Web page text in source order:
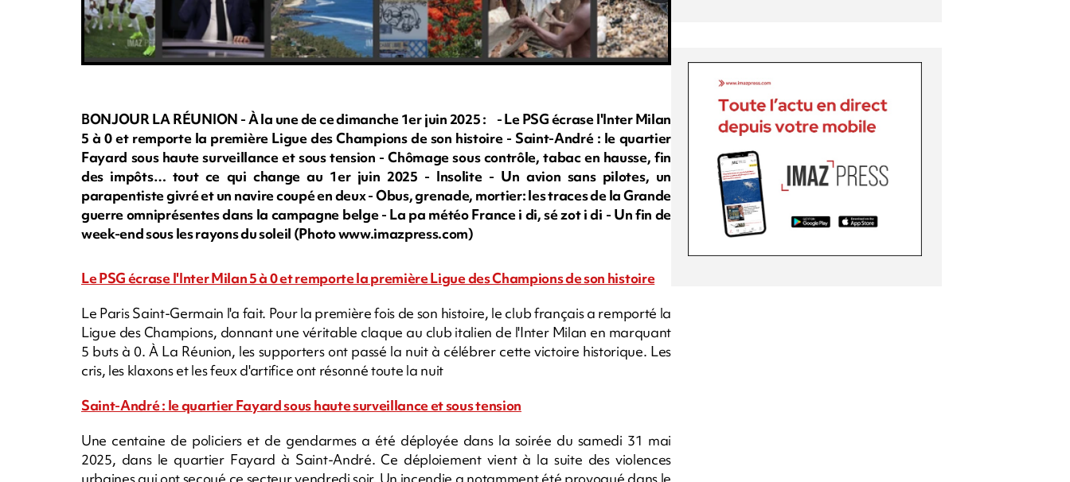
BONJOUR LA RÉUNION - À la une de ce dimanche 1er juin 2025 : - Le PSG écrase l'Inter Milan
5 à 0 et remporte la première Ligue des Champions de son histoire - Saint-André : le quartier
Fayard sous haute surveillance et sous tension - Chômage sous contrôle, tabac en hausse, fin
des impôts… tout ce qui change au 1er juin 2025 - Insolite - Un avion sans pilotes, un
parapentiste givré et un navire coupé en deux - Obus, grenade, mortier: les traces de la Grande
guerre omniprésentes dans la campagne belge - La pa météo France i di, sé zot i di - Un fin de
week-end sous les rayons du soleil (Photo www.imazpress.com)
Le PSG écrase l'Inter Milan 5 à 0 et remporte la première Ligue des Champions de son histoire
Le Paris Saint-Germain l'a fait. Pour la première fois de son histoire, le club français a remporté la
Ligue des Champions, donnant une véritable claque au club italien de l'Inter Milan en marquant
5 buts à 0. À La Réunion, les supporters ont passé la nuit à célébrer cette victoire historique. Les
cris, les klaxons et les feux d'artifice ont résonné toute la nuit
Saint-André : le quartier Fayard sous haute surveillance et sous tension
Une centaine de policiers et de gendarmes a été déployée dans la soirée du samedi 31 mai
2025, dans le quartier Fayard à Saint-André. Ce déploiement vient à la suite des violences
urbaines qui ont secoué ce secteur vendredi soir. Un incendie a notamment été provoqué dans le